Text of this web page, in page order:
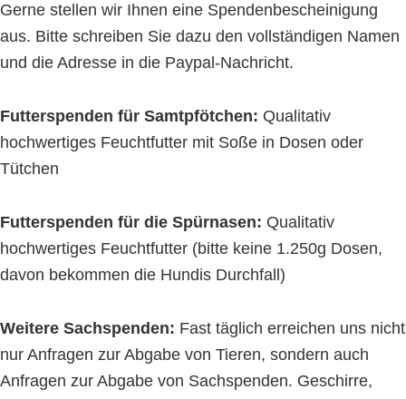
Gerne stellen wir Ihnen eine Spendenbescheinigung
aus. Bitte schreiben Sie dazu den vollständigen Namen
und die Adresse in die Paypal-Nachricht.
Futterspenden für Samtpfötchen: Qualitativ
hochwertiges Feuchtfutter mit Soße in Dosen oder
Tütchen
Futterspenden für die Spürnasen: Qualitativ
hochwertiges Feuchtfutter (bitte keine 1.250g Dosen,
davon bekommen die Hundis Durchfall)
Weitere Sachspenden: Fast täglich erreichen uns nicht
nur Anfragen zur Abgabe von Tieren, sondern auch
Anfragen zur Abgabe von Sachspenden. Geschirre,